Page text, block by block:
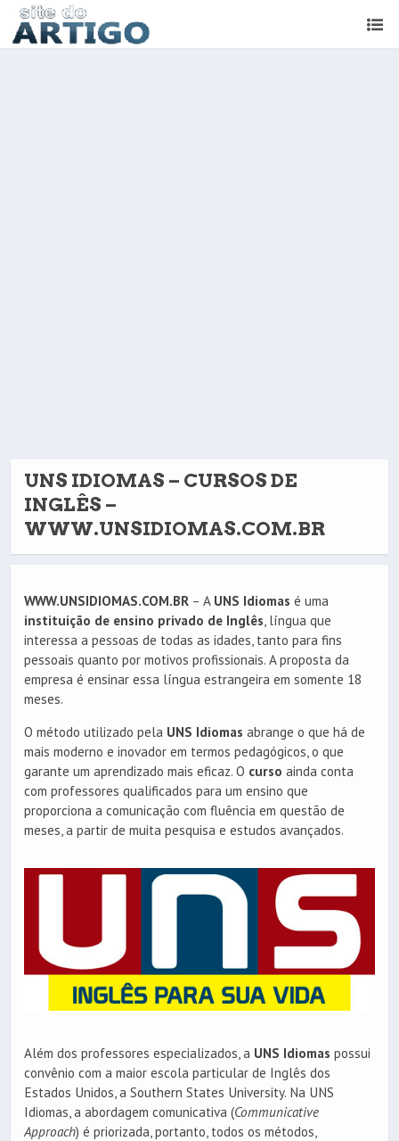
UNS IDIOMAS – CURSOS DE
INGLÊS –
WWW.UNSIDIOMAS.COM.BR
WWW.UNSIDIOMAS.COM.BR – A UNS Idiomas é uma
instituição de ensino privado de Inglês, língua que
interessa a pessoas de todas as idades, tanto para fins
pessoais quanto por motivos profissionais. A proposta da
empresa é ensinar essa língua estrangeira em somente 18
meses.
O método utilizado pela UNS Idiomas abrange o que há de
mais moderno e inovador em termos pedagógicos, o que
garante um aprendizado mais eficaz. O curso ainda conta
com professores qualificados para um ensino que
proporciona a comunicação com fluência em questão de
meses, a partir de muita pesquisa e estudos avançados.
Além dos professores especializados, a UNS Idiomas possui
convênio com a maior escola particular de Inglês dos
Estados Unidos, a Southern States University. Na UNS
Idiomas, a abordagem comunicativa (Communicative
Approach) é priorizada, portanto, todos os métodos,